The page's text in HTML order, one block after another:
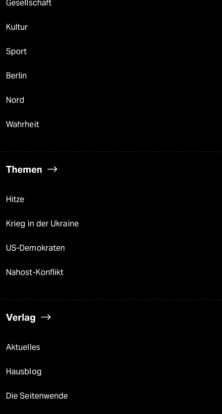
Gesellschaft
Kultur
Sport
Berlin
Nord
Wahrheit
Themen
Hitze
Krieg in der Ukraine
US-Demokraten
Nahost-Konflikt
Verlag
Aktuelles
Hausblog
Die Seitenwende